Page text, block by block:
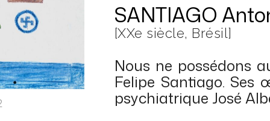
SANTIAGO
[XXe siècle, Brésil]
Nous ne possédons
Felipe Santiago. Ses
psychiatrique José